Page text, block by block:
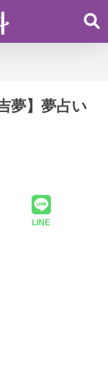
夢】夢占い
LINE